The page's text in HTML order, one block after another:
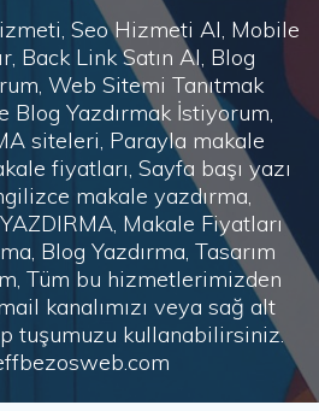
Seo Hizmeti Al, Mobile
Back Link Satın Al, Blog
Web Sitemi Tanıtmak
Blog Yazdırmak İstiyorum,
siteleri, Parayla makale
fiyatları, Sayfa başı yazı
makale yazdırma,
Makale Fiyatları
Blog Yazdırma, Tasarım
Tüm bu hizmetlerimizden
kanalımızı veya sağ alt
tuşumuzu kullanabilirsiniz.